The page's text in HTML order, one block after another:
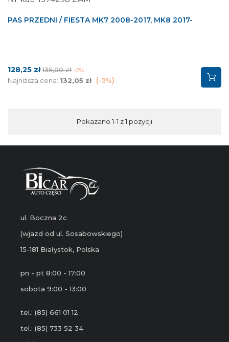
PAS PRZEDNI / FIESTA MK7 2008-2017, MK8 2017-
Cena
128,25 złCena
podstawowa
135,00 zł -5%
Najniższa cena: 132,05 zł -3%
Pokazano 1-1 z 1 pozycji
ul. Boczna 2c
(wjazd od ul. Sosabowskiego)
15-181 Białystok, Polska
pn - pt 8:00 - 17:00
sobota 9:00 - 13:00
tel.: (85) 661 01 12
tel.: (85) 733 52 34